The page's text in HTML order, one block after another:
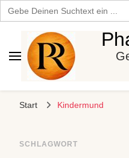
Search
for:
Start Kindermund
SCHLAGWORT